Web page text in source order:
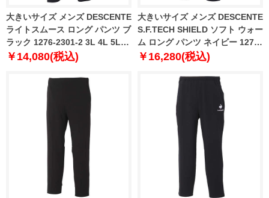
大きいサイズ メンズ DESCENTE
ライトスムース ロング パンツ ブ
ラック 1276-2301-2 3L 4L 5L
6L
￥14,080(税込)
大きいサイズ メンズ DESCENTE
S.F.TECH SHIELD ソフト ウォー
ム ロング パンツ ネイビー 1276-
2303-1 2L 3L 4L 5L 6L
￥16,280(税込)